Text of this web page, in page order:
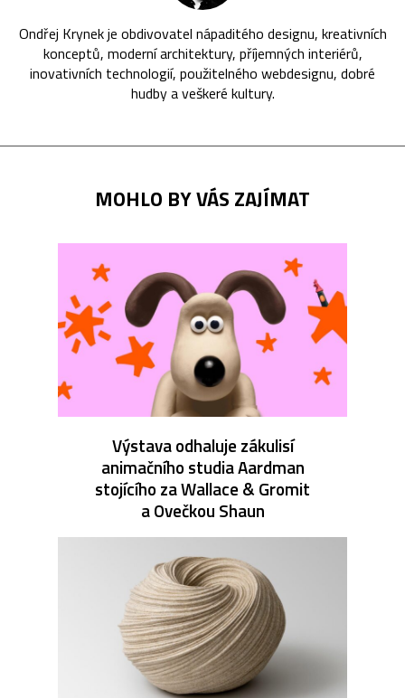
Ondřej Krynek je obdivovatel nápaditého designu, kreativních
konceptů, moderní architektury, příjemných interiérů,
inovativních technologií, použitelného webdesignu, dobré
hudby a veškeré kultury.
MOHLO BY VÁS ZAJÍMAT
Výstava odhaluje zákulisí
animačního studia Aardman
stojícího za Wallace & Gromit
a Ovečkou Shaun